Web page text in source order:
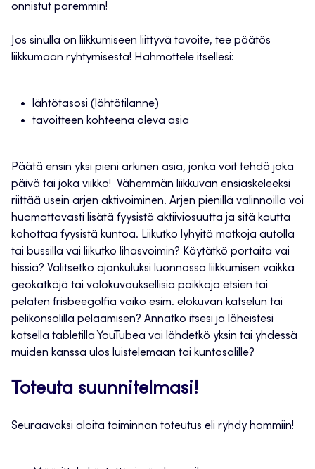
onnistut paremmin!
Jos sinulla on liikkumiseen liittyvä tavoite, tee päätös
liikkumaan ryhtymisestä! Hahmottele itsellesi:
lähtötasosi (lähtötilanne)
tavoitteen kohteena oleva asia
Päätä ensin yksi pieni arkinen asia, jonka voit tehdä joka
päivä tai joka viikko! Vähemmän liikkuvan ensiaskeleeksi
riittää usein arjen aktivoiminen. Arjen pienillä valinnoilla voi
huomattavasti lisätä fyysistä aktiiviosuutta ja sitä kautta
kohottaa fyysistä kuntoa. Liikutko lyhyitä matkoja autolla
tai bussilla vai liikutko lihasvoimin? Käytätkö portaita vai
hissiä? Valitsetko ajankuluksi luonnossa liikkumisen vaikka
geokätköjä tai valokuvauksellisia paikkoja etsien tai
pelaten frisbeegolfia vaiko esim. elokuvan katselun tai
pelikonsolilla pelaamisen? Annatko itsesi ja läheistesi
katsella tabletilla YouTubea vai lähdetkö yksin tai yhdessä
muiden kanssa ulos luistelemaan tai kuntosalille?
Toteuta suunnitelmasi!
Seuraavaksi aloita toiminnan toteutus eli ryhdy hommiin!